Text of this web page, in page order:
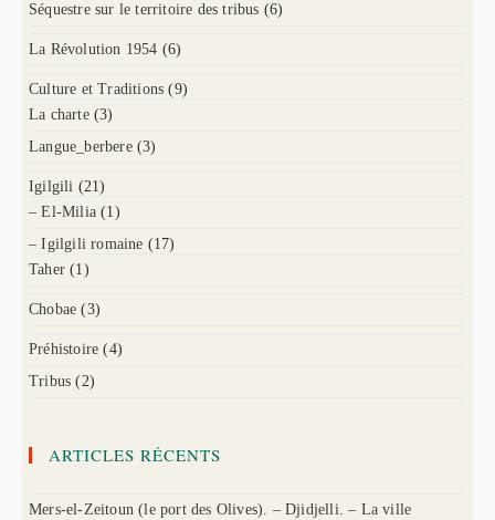
Séquestre sur le territoire des tribus (6)
La Révolution 1954 (6)
Culture et Traditions (9)
La charte (3)
Langue_berbere (3)
Igilgili (21)
– El-Milia (1)
– Igilgili romaine (17)
Taher (1)
Chobae (3)
Préhistoire (4)
Tribus (2)
ARTICLES RÉCENTS
Mers-el-Zeitoun (le port des Olives). – Djidjelli. – La ville